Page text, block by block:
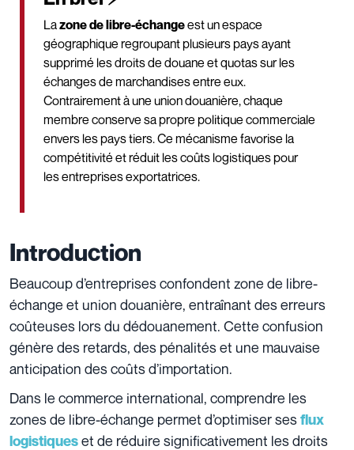
Lazone de libre-échangeest un espace
géographique regroupant plusieurs pays ayant
supprimé les droits de douane et quotas sur les
échanges de marchandises entre eux.
Contrairement à une union douanière, chaque
membre conserve sa propre politique commerciale
envers les pays tiers. Ce mécanisme favorise la
compétitivité et réduit les coûts logistiques pour
les entreprises exportatrices.
Introduction
Beaucoup d’entreprises confondent zone de libre-
échange et union douanière, entraînant des erreurs
coûteuses lors du dédouanement. Cette confusion
génère des retards, des pénalités et une mauvaise
anticipation des coûts d’importation.
Dans le commerce international, comprendre les
zones de libre-échange permet d’optimiser sesflux
logistiqueset de réduire significativement les droits